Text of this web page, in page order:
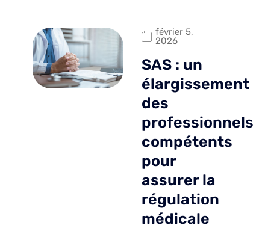
février 5,
2026
SAS : un
élargissement
des
professionnels
compétents
pour
assurer la
régulation
médicale